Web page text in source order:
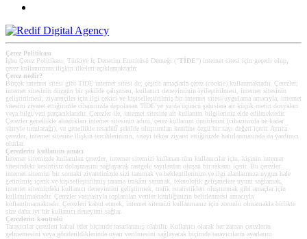
Çerez Politikası
İşbu Çerez Politikası, Türkiye İç Denetim Enstitüsü Derneği (" TİDE ") internet sitesi için geçerli olup,
çerez kullanımına ilişkin ilkeleri açıklamaktadır.
Çerez nedir?
Birçok internet sitesi gibi TİDE internet sitesi de, çeşitli amaçlarla çerez (cookie) kullanmaktadır. Çerezler;
internet sitesinin düzgün bir şekilde çalışması, kullanıcı deneyiminin iyileştirilmesi, internet sitesinin
geliştirilmesi, ziyaretçiler için ilgi çekici ve kişiselleştirilmiş bir internet sitesi/uygulama amacıyla, internet
sitesini ziyaret ettiğinizde cihazınızda depolanan TİDE’ye ya da üçüncü şahıslara ait küçük metin dosyaları
veya bilgi/veri parçacıklarıdır. Çerezler ile, internet sitesine ait kullanım bilgileriniz elde edilmektedir.
Çerezler genellikle alındıkları internet sitesinin adını, çerez kullanım ömürlerini (cihazınızda ne kadar
süreyle tutulacağı), ve genellikle tesadüfî şekilde oluşturulan kendine özgü bir sayı değeri içerir. Ayrıca
çerezler, internet sitesine ilişkin tercihlerinizin, siteyi tekrar ziyaret ettiğinizde hatırlanmasında da yardımcı
olurlar.
Çerezlerin kullanım amacı
Internet sitemizde kullanılan çerezler, internet sitemizi kullanan tüm kullanıcılar için, kişinin internet
sitesindeki kesintisiz dolaşmasını sağlayacak rastgele sayılardan oluşan bir rakamı içerir. Bu çerezler
internet sitemizi bir sonraki ziyaretinizde sizi tanımak ve beklentilerinize ve ilgi alanlarınıza uygun hale
getirilmiş içerik ve kişiselleştirilmiş tarama imkânı sunmak, teknolojik gelişmelere uyum sağlamak,
internet sitemizdeki kullanıcı deneyimini geliştirmek, trafik istatistikleri oluşturmak gibi amaçlar için
kullanılmaktadır. Çerezler vasıtasıyla toplanılan veriler kimliğinizin belirlenmesi amacıyla
kullanılmamaktadır. Çerezleri kabul etmek, internet sitemizi kullanmanız için zorunlu olmamakla birlikte
size daha iyi bir kullanıcı deneyimi sağlar.
Çerezlerin kontrolü
Tarayıcılar çerezleri kabul eder biçimde tasarlanmış olabilir. Kullanıcı olarak her zaman çerezlerin
gelmemesini veya gönderildiklerinde uyarı verilmesini sağlayacak biçimde tarayıcıların ayarlarını